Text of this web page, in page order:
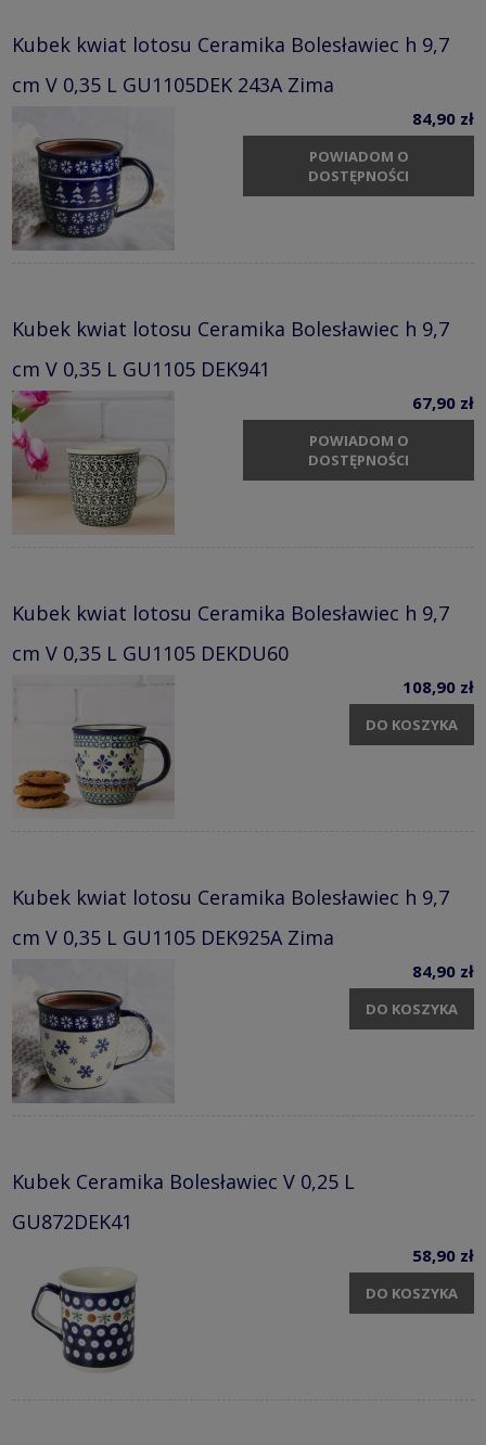
Kubek kwiat lotosu Ceramika Bolesławiec h 9,7
cm V 0,35 L GU1105DEK 243A Zima
84,90 zł
POWIADOM O
DOSTĘPNOŚCI
Kubek kwiat lotosu Ceramika Bolesławiec h 9,7
cm V 0,35 L GU1105 DEK941
67,90 zł
POWIADOM O
DOSTĘPNOŚCI
Kubek kwiat lotosu Ceramika Bolesławiec h 9,7
cm V 0,35 L GU1105 DEKDU60
108,90 zł
DO KOSZYKA
Kubek kwiat lotosu Ceramika Bolesławiec h 9,7
cm V 0,35 L GU1105 DEK925A Zima
84,90 zł
DO KOSZYKA
Kubek Ceramika Bolesławiec V 0,25 L
GU872DEK41
58,90 zł
DO KOSZYKA